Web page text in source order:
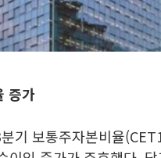
증가
기 보통주자본비율